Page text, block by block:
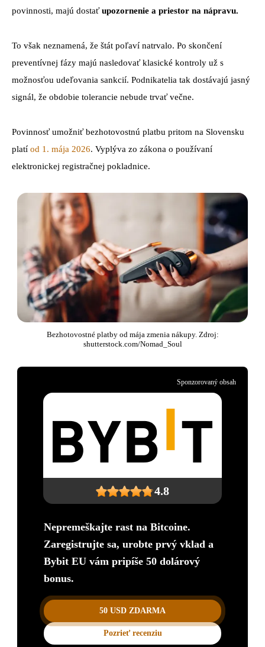
povinnosti, majú dostať upozornenie a priestor na nápravu.
To však neznamená, že štát poľaví natrvalo. Po skončení
preventívnej fázy majú nasledovať klasické kontroly už s
možnosťou udeľovania sankcií. Podnikatelia tak dostávajú jasný
signál, že obdobie tolerancie nebude trvať večne.
Povinnosť umožniť bezhotovostnú platbu pritom na Slovensku
platí od 1. mája 2026. Vyplýva zo zákona o používaní
elektronickej registračnej pokladnice.
Bezhotovostné platby od mája zmenia nákupy. Zdroj:
shutterstock.com/Nomad_Soul
4.8
Nepremeškajte rast na Bitcoine.
Zaregistrujte sa, urobte prvý vklad a
Bybit EU vám pripíše 50 dolárový
bonus.
50 USD ZDARMA
Pozrieť recenziu
Sponzorovaný obsah